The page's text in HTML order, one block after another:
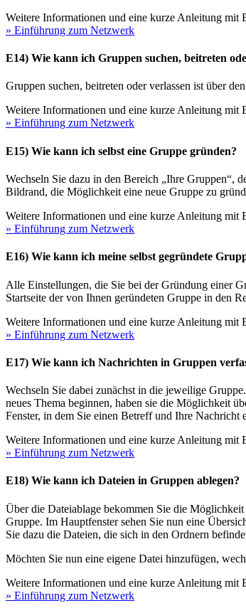
Weitere Informationen und eine kurze Anleitung mit
» Einführung zum Netzwerk
E14) Wie kann ich Gruppen suchen, beitreten
Gruppen suchen, beitreten oder verlassen ist über
Weitere Informationen und eine kurze Anleitung mit
» Einführung zum Netzwerk
E15) Wie kann ich selbst eine Gruppe gründen?
Wechseln Sie dazu in den Bereich „Ihre Gruppen“,
Bildrand, die Möglichkeit eine neue Gruppe zu
Weitere Informationen und eine kurze Anleitung mit
» Einführung zum Netzwerk
E16) Wie kann ich meine selbst gegründete
Alle Einstellungen, die Sie bei der Gründung einer
Startseite der von Ihnen geründeten Gruppe in den
Weitere Informationen und eine kurze Anleitung mit
» Einführung zum Netzwerk
E17) Wie kann ich Nachrichten in Gruppen
Wechseln Sie dabei zunächst in die jeweilige
neues Thema beginnen, haben sie die Möglichkeit
Fenster, in dem Sie einen Betreff und Ihre Nachricht
Weitere Informationen und eine kurze Anleitung mit
» Einführung zum Netzwerk
E18) Wie kann ich Dateien in Gruppen ablegen?
Über die Dateiablage bekommen Sie die Möglichkeit
Gruppe. Im Hauptfenster sehen Sie nun eine
Sie dazu die Dateien, die sich in den Ordnern
Möchten Sie nun eine eigene Datei hinzufügen,
Weitere Informationen und eine kurze Anleitung
» Einführung zum Netzwerk